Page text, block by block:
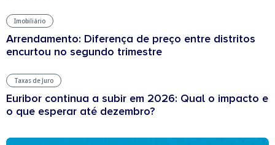
Imobiliário
Arrendamento: Diferença de preço entre distritos
encurtou no segundo trimestre
Taxas de Juro
Euribor continua a subir em 2026: Qual o impacto e
o que esperar até dezembro?